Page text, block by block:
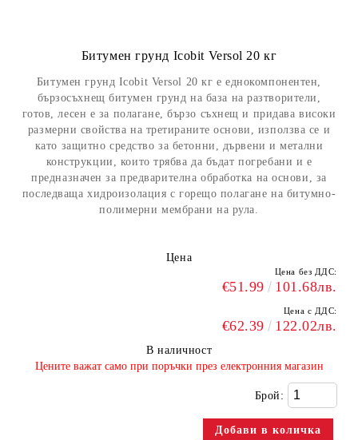
Битумен грунд Icobit Versol 20 кг
Битумен грунд Icobit Versol 20 кг е еднокомпонентен,
бързосъхнещ битумен грунд на база на разтворители,
готов, лесен е за полагане, бързо съхнещ и придава високи
размерни свойства на третираните основи, използва се и
като защитно средство за бетонни, дървени и метални
конструкции, които трябва да бъдат погребани и е
предназначен за предварителна обработка на основи, за
последваща хидроизолация с горещо полагане на битумно-
полимерни мембрани на рула.
Цена
Цена без ДДС:
€51.99 101.68лв.
Цена с ДДС:
€62.39 122.02лв.
В наличност
​Цените важат само при поръчки през електронния магазин
Брой: